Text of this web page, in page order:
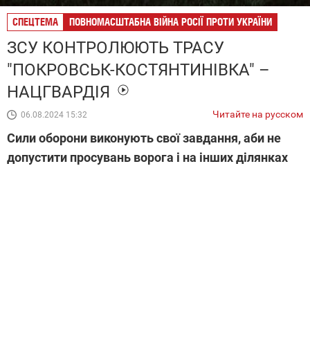
СПЕЦТЕМА ПОВНОМАСШТАБНА ВІЙНА РОСІЇ ПРОТИ УКРАЇНИ
ЗСУ КОНТРОЛЮЮТЬ ТРАСУ
"ПОКРОВСЬК-КОСТЯНТИНІВКА" –
НАЦГВАРДІЯ
06.08.2024 15:32 Читайте на русском
Сили оборони виконують свої завдання, аби не
допустити просувань ворога і на інших ділянках